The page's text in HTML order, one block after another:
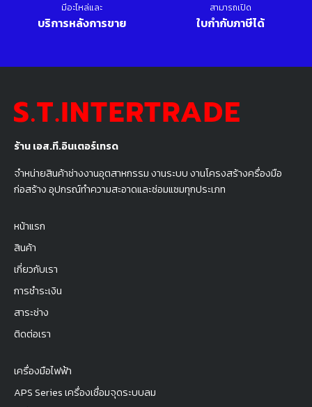
ร้าน เอส.ที.อินเตอร์เทรด
จำหน่ายสินค้าช่างงานอุตสาหกรรม งานระบบ งานโครงสร้างครื่องมือ
ก่อสร้าง อุปกรณ์ทำความสะอาดและซ่อมแซมทุกประเภท
หน้าแรก
สินค้า
เกี่ยวกับเรา
การชำระเงิน
สาระช่าง
ติดต่อเรา
เครื่องมือไฟฟ้า
APS Series เครื่องเชื่อมจุดระบบลม
มีอะไหล่และ
บริการหลังการขาย
สามารถเปิด
ใบกำกับภาษีได้